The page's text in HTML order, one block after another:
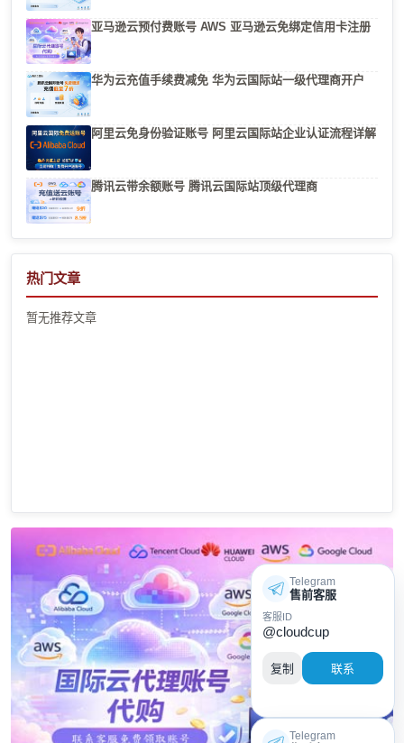
亚马逊云预付费账号 AWS 亚马逊云免绑定信用卡注册
华为云充值手续费减免 华为云国际站一级代理商开户
阿里云免身份验证账号 阿里云国际站企业认证流程详解
腾讯云带余额账号 腾讯云国际站顶级代理商
热门文章
暂无推荐文章
Telegram
售前客服
客服ID
@cloudcup
复制 联系
Telegram